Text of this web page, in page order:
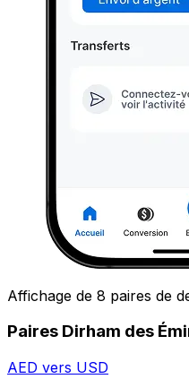
Affichage de 8 paires de
Paires Dirham des
AED vers USD